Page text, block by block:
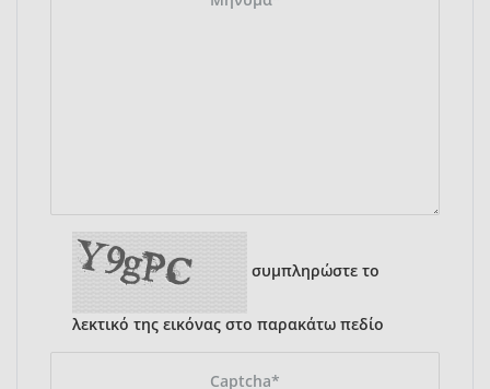
συμπληρώστε το
λεκτικό της εικόνας στο παρακάτω πεδίο